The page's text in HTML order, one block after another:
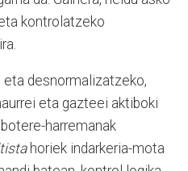
kontrolatzeko
desnormalizatzeko,
eta gazteei aktiboki
harremanak
horiek indarkeria-mota